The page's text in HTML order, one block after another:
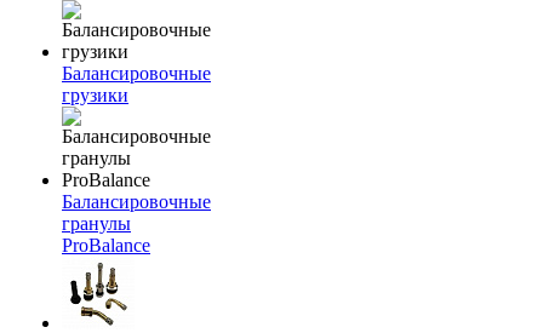
Балансировочные
грузики
Балансировочные
гранулы
ProBalance